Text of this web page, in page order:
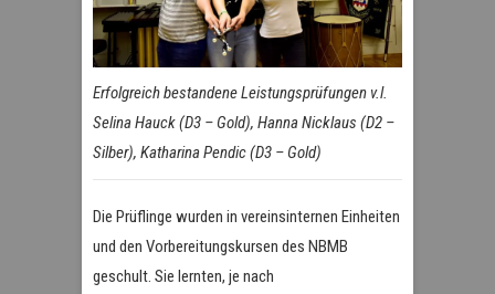
Erfolgreich bestandene Leistungsprüfungen v.l.
Selina Hauck (D3 – Gold), Hanna Nicklaus (D2 –
Silber), Katharina Pendic (D3 – Gold)
Die Prüflinge wurden in vereinsinternen Einheiten
und den Vorbereitungskursen des NBMB
geschult. Sie lernten, je nach